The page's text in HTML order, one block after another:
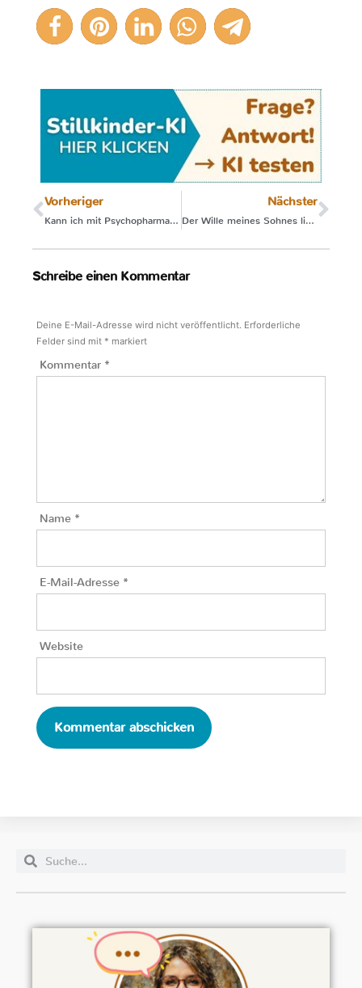
Vorheriger
Kann ich mit Psychopharmaka weiterstillen?
Nächster
Der Wille meines Sohnes ließ mich durchhalten
Schreibe einen Kommentar
Deine E-Mail-Adresse wird nicht veröffentlicht. Erforderliche
Felder sind mit * markiert
Kommentar *
Name *
E-Mail-Adresse *
Website